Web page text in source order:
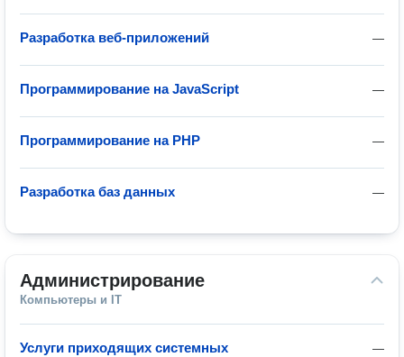
—
Разработка веб-приложений
—
Программирование на JavaScript
—
Программирование на PHP
—
Разработка баз данных
Администрирование
Компьютеры и IT
—
Услуги приходящих системных